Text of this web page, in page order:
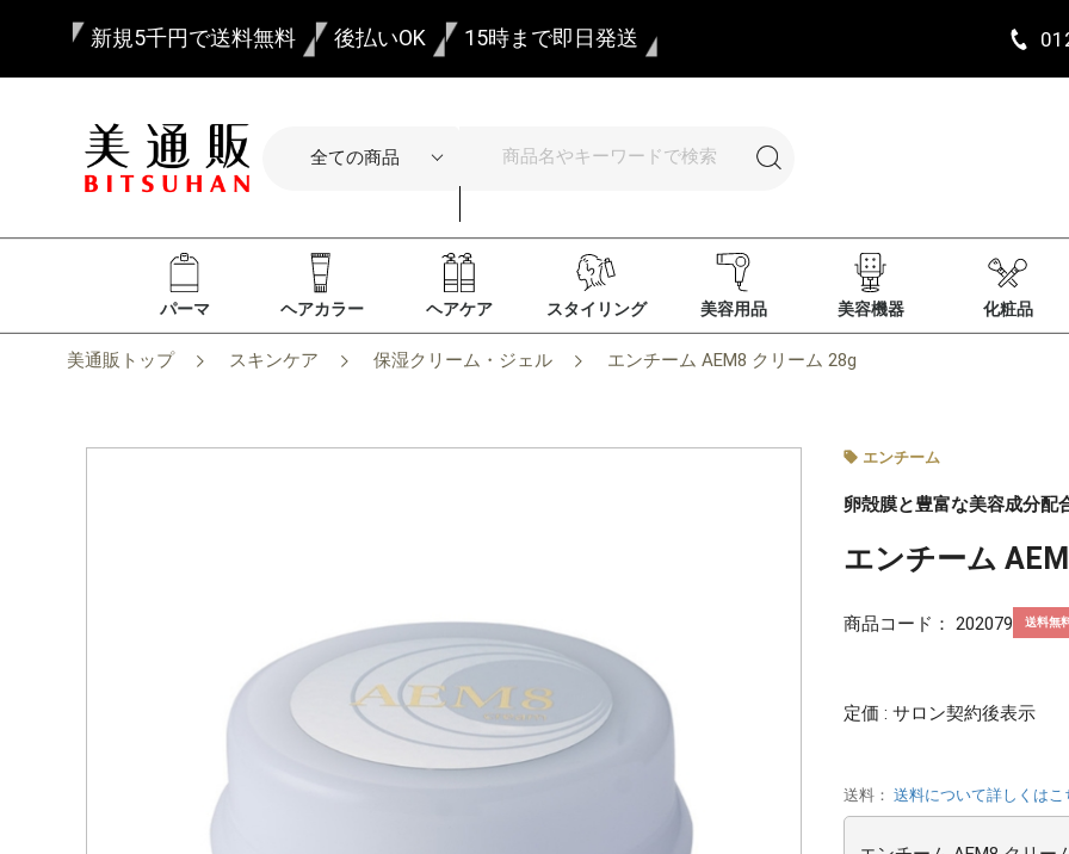
新規5千円で送料無料 後払いOK 15時まで即日発送
パーマ ヘアカラー ヘアケア スタイリング 美容用品 美容機器 化粧品
美通販トップ スキンケア 保湿クリーム・ジェル エンチーム AEM8 クリーム 28g
エンチーム
卵殻膜と豊富な美容成分配
エンチーム
商品コード： 202079 送料無
定価 : サロン契約後表示
送料： 送料について詳しくはこ